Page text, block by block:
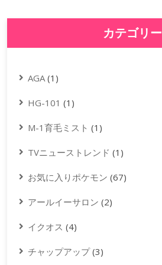
カテゴリー
AGA(1)
HG-101 (1)
M-1育毛ミスト (1)
TVニューストレンド (1)
お気に入りポケモン (67)
アールイーサロン (2)
イクオス (4)
チャップアップ(3)